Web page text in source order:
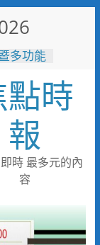
多功能
北九州
變「熱
)演習
轉型大
增1.36
建動土
時
報
時 最多元的內
容